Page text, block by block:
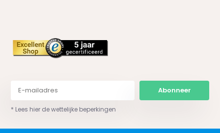
Abonneer
* Lees hier de wettelijke beperkingen